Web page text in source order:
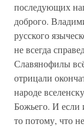
последующих
доброго.
русского
не всегда
Славянофилы
отрицали
народе
Божьего. И если
то потому, что